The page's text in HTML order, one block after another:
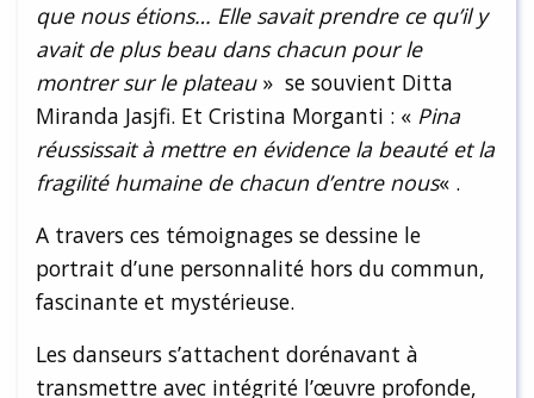
que nous étions… Elle savait prendre ce qu’il y
avait de plus beau dans chacun pour le
montrer sur le plateau» se souvient Ditta
Miranda Jasjfi. Et Cristina Morganti : « Pina
réussissait à mettre en évidence la beauté et la
fragilité humaine de chacun d’entre nous« .
A travers ces témoignages se dessine le
portrait d’une personnalité hors du commun,
fascinante et mystérieuse.
Les danseurs s’attachent dorénavant à
transmettre avec intégrité l’œuvre profonde,